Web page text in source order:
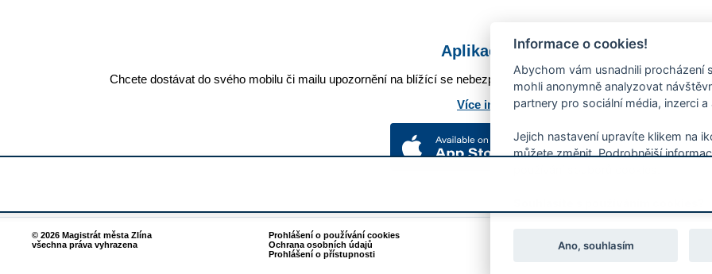
Aplikace Mobilní rozhlas
Chcete dostávat do svého mobilu či mailu upozornění na blížící se nebezpečí, odstávky, poruchy a výpadky
Více informací o aplikaci
© 2026 Magistrát města Zlína
všechna práva vyhrazena
Prohlášení o používání cookies
Ochrana osobních údajů
Prohlášení o přístupnosti
webmaster@zlin.eu
Informace o cookies!
Abychom vám usnadnili procházení
mohli anonymně analyzovat
partnery pro sociální média, inzerci a
Jejich nastavení upravíte klikem na
můžete změnit. Podrobnější
Ano, souhlasím